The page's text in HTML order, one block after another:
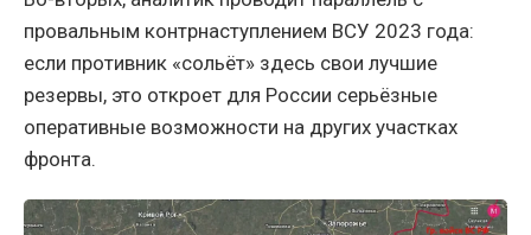
провальным контрнаступлением ВСУ 2023 года:
если противник «сольёт» здесь свои лучшие
резервы, это откроет для России серьёзные
оперативные возможности на других участках
фронта.